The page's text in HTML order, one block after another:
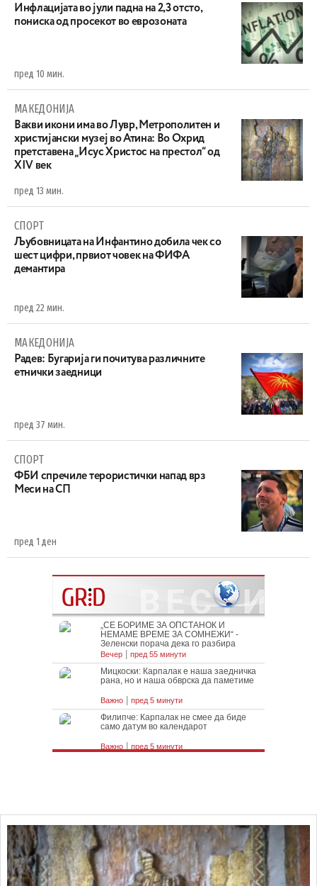
Инфлацијата во јули падна на 2,3 отсто,
пониска од просекот во еврозоната
пред 10 мин.
МАКЕДОНИЈА
Вакви икони има во Лувр, Метрополитен и
христијански музеј во Атина: Во Охрид
претставена „Исус Христос на престол“ од
XIV век
пред 13 мин.
СПОРТ
Љубовницата на Инфантино добила чек со
шест цифри, првиот човек на ФИФА
демантира
пред 22 мин.
МАКЕДОНИЈА
Радев: Бугарија ги почитува различните
етнички заедници
пред 37 мин.
СПОРТ
ФБИ спречиле терористички напад врз
Меси на СП
пред 1 ден